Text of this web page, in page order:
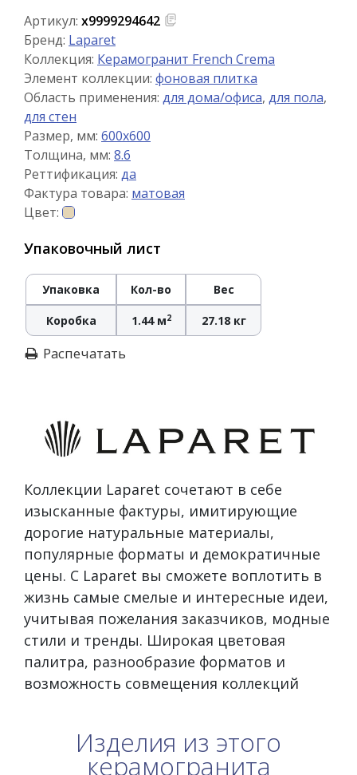
Артикул: х9999294642
Бренд: Laparet
Коллекция: Керамогранит French Crema
Элемент коллекции: фоновая плитка
Область применения: для дома/офиса, для пола,
для стен
Размер, мм: 600x600
Толщина, мм: 8.6
Реттификация: да
Фактура товара: матовая
Цвет:
Упаковочный лист
Упаковка Кол-во Вес
Коробка 1.44 м2 27.18 кг
Распечатать
Коллекции Laparet сочетают в себе
изысканные фактуры, имитирующие
дорогие натуральные материалы,
популярные форматы и демократичные
цены. С Laparet вы сможете воплотить в
жизнь самые смелые и интересные идеи,
учитывая пожелания заказчиков, модные
стили и тренды. Широкая цветовая
палитра, разнообразие форматов и
возможность совмещения коллекций
Изделия из этого
керамогранита